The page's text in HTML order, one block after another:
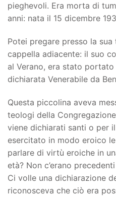
pieghevoli. Era morta di
anni: nata il 15 dicembre
Potei pregare presso la
cappella adiacente: il suo
al Verano, era stato portato
dichiarata Venerabile da
Questa piccolina aveva
teologi della
viene dichiarati santi o per
esercitato in modo eroico
parlare di virtù eroiche in
età? Non c’erano
Ci volle una dichiarazione
riconosceva che ciò era